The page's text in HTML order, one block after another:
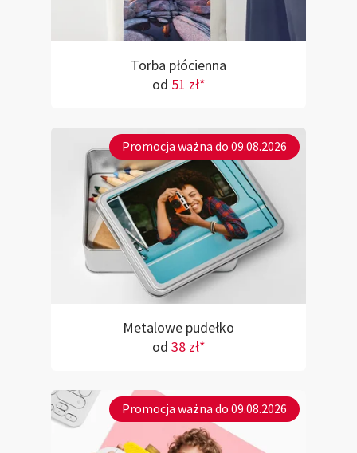
Torba płócienna
od 51 zł*
Promocja ważna do 09.08.2026
Metalowe pudełko
od 38 zł*
Promocja ważna do 09.08.2026